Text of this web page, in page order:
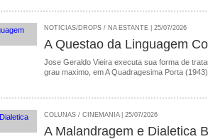
NOTICIAS/DROPS / NA ESTANTE | 25/07/2026
A Questao da Linguagem
Jose Geraldo Vieira executa sua forma de
grau maximo, em A Quadragesima Porta (1943)
COLUNAS / CINEMANIA | 25/07/2026
A Malandragem e Dialetica